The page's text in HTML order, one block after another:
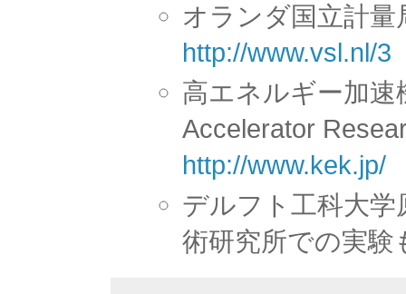
オランダ国立計
http://www.vsl.nl/3
高エネルギー加速
Accelerator
http://www.kek.jp/
デルフト工科大学
術研究所での実